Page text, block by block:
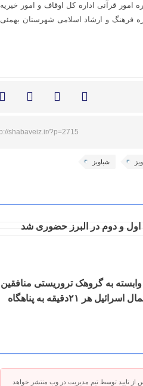
امور قرآنی اداره کل اوقاف و امور خیریه
فرهنگ و ارشاد اسلامی شهرستان بهمئی
shabaveiz.ir/?p=2715
شباویز
اول و دوم در البرز حضوری شد
لیبرمن: ساکنان شمال اسرائیل هر ۲۱دقیقه به پناهگاه
تایید توسط تیم مدیریت در وب منتشر خواهد